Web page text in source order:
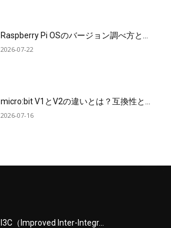
Raspberry Pi OSのバージョン調べ方と...
2026-07-22
micro:bit V1とV2の違いとは？互換性と...
2026-07-16
I3C（Improved Inter-Integr...